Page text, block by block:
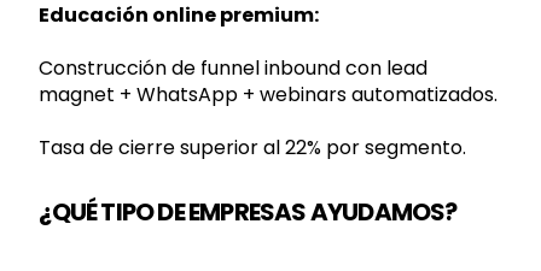
Educación online premium:
Construcción de funnel inbound con lead
magnet + WhatsApp + webinars automatizados.
Tasa de cierre superior al 22% por segmento.
¿QUÉ TIPO DE EMPRESAS AYUDAMOS?